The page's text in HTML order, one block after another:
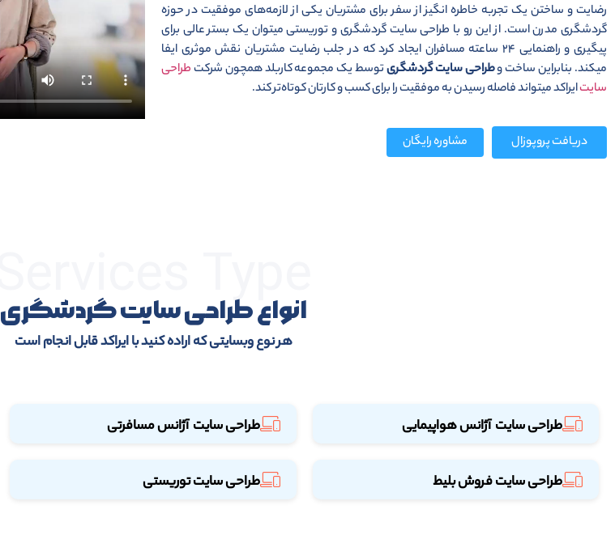
رضایت و ساختن یک تجربه خاطره انگیز از سفر برای مشتریان یکی از لازمه‌های موفقیت در حوزه
گردشگری مدرن است. از این رو با طراحی سایت گردشگری و توریستی میتوان یک بستر عالی برای
پیگیری و راهنمایی ۲۴ ساعته مسافران ایجاد کرد که در جلب رضایت مشتریان نقش موثری ایفا
میکند. بنابراین ساخت وطراحی سایت گردشگریتوسط یک مجموعه کاربلد همچون شرکتطراحی
سایتایراکد میتواند فاصله رسیدن به موفقیت را برای کسب و کارتان کوتاه‌تر کند.
دریافت پروپوزال مشاوره رایگان
انواع طراحی سایت گردشگری
هر نوع وبسایتی که اراده کنید با ایراکد قابل انجام است
طراحی سایت آژانس هواپیمایی طراحی سایت آژانس مسافرتی
طراحی سایت فروش بلیط طراحی سایت توریستی